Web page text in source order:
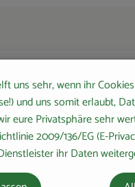
uns sehr, wenn ihr
und uns somit erlaubt,
eure Privatsphäre sehr
2009/136/EG (E-
ihr Daten